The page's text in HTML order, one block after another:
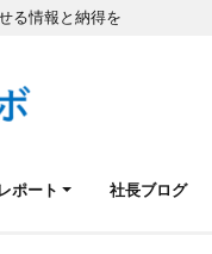
る情報と納得を
レポート 社長ブログ